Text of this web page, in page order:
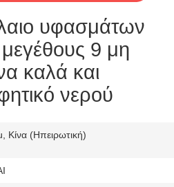
υφασμάτων
9 μη
καλά και
νερού
Κίνα (Ηπειρωτική)